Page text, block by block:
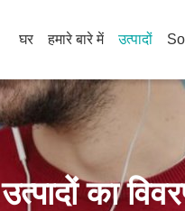
घर हमारे बारे में उत्पादों
उत्पादों का